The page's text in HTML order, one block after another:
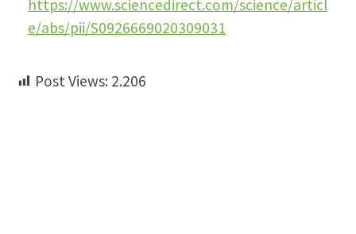
https://www.sciencedirect.com/science/articl
e/abs/pii/S0926669020309031
Post Views: 2.206